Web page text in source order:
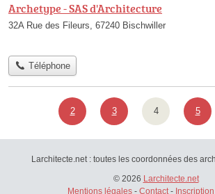
Archetype - SAS d'Architecture
32A Rue des Fileurs, 67240 Bischwiller
Téléphone
2 3 4 5
Larchitecte.net : toutes les coordonnées des
© 2026 Larchitecte.net
Mentions légales- Contact-